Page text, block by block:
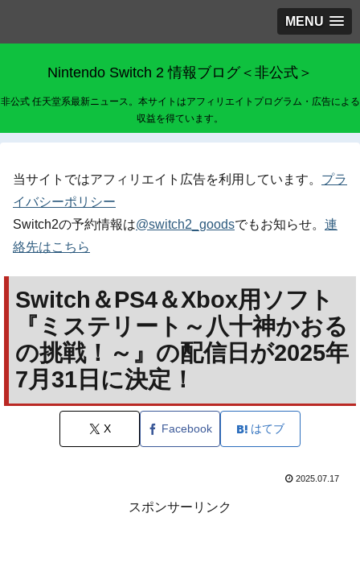
MENU
Nintendo Switch 2 情報ブログ＜非公式＞
非公式 任天堂系最新ニュース。本サイトはアフィリエイトプログラム・広告による
収益を得ています。
当サイトではアフィリエイト広告を利用しています。 プラ
イバシーポリシー
Switch2の予約情報は@switch2_goodsでもお知らせ。 連
絡先はこちら
Switch＆PS4＆Xbox用ソフト
『ミステリート～八十神かおる
の挑戦！～』の配信日が2025年
7月31日に決定！
X Facebook はてブ
2025.07.17
スポンサーリンク